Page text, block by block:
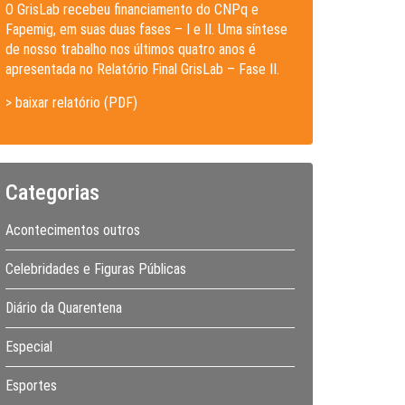
O GrisLab recebeu financiamento do CNPq e
Fapemig, em suas duas fases – I e II. Uma síntese
de nosso trabalho nos últimos quatro anos é
apresentada no Relatório Final GrisLab – Fase II.
> baixar relatório (PDF)
Categorias
Acontecimentos outros
Celebridades e Figuras Públicas
Diário da Quarentena
Especial
Esportes